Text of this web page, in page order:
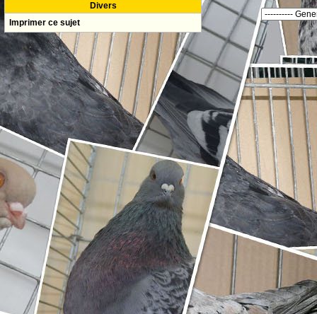
Divers
Imprimer ce sujet